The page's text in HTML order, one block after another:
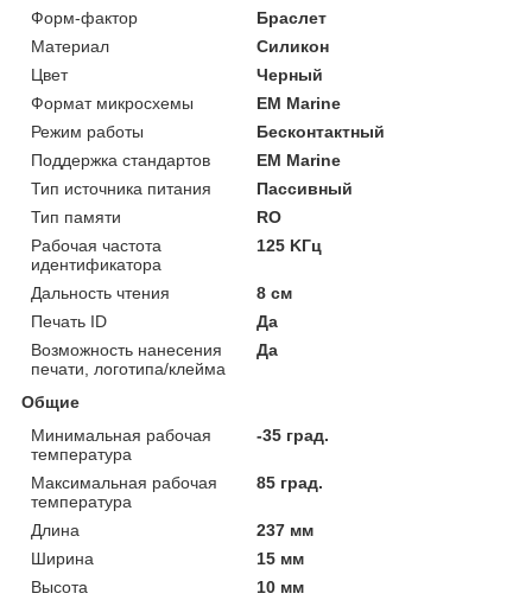
Форм-фактор
Браслет
Материал
Силикон
Цвет
Черный
Формат микросхемы
EM Marine
Режим работы
Бесконтактный
Поддержка стандартов
EM Marine
Тип источника питания
Пассивный
Тип памяти
RO
Рабочая частота
идентификатора
125 KГц
Дальность чтения
8 см
Печать ID
Да
Возможность нанесения
печати, логотипа/клейма
Да
Общие
Минимальная рабочая
температура
-35 град.
Максимальная рабочая
температура
85 град.
Длина
237 мм
Ширина
15 мм
Высота
10 мм